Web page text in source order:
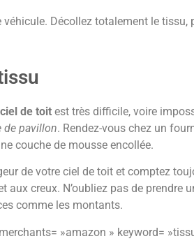
Décollez totalement le tissu,
de toit est très difficile, voire
de pavillon. Rendez-vous chez un
couche de mousse encollée.
de votre ciel de toit et comptez
aux creux. N’oubliez pas de prendre
comme les montants.
»amazon » keyword=